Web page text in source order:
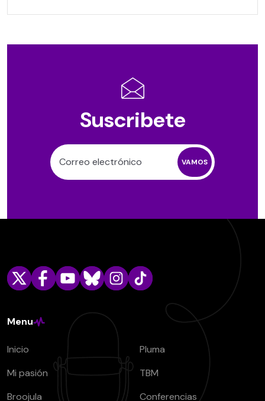
Suscribete
VAMOS
Menu
Inicio
Mi pasión
Broojula
Pluma
TBM
Conferencias